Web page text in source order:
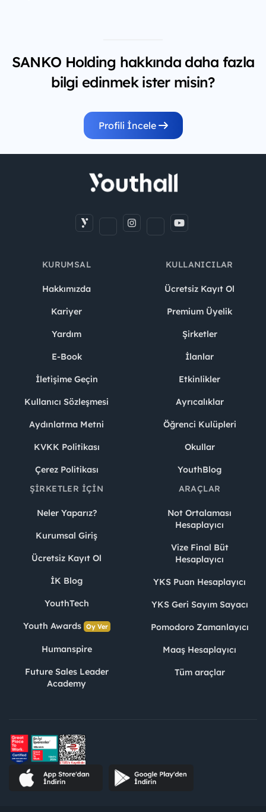
SANKO Holding hakkında daha fazla
bilgi edinmek ister misin?
Profili İncele
KURUMSAL
Hakkımızda
Kariyer
Yardım
E-Book
İletişime Geçin
Kullanıcı Sözleşmesi
Aydınlatma Metni
KVKK Politikası
Çerez Politikası
KULLANICILAR
Ücretsiz Kayıt Ol
Premium Üyelik
Şirketler
İlanlar
Etkinlikler
Ayrıcalıklar
Öğrenci Kulüpleri
Okullar
YouthBlog
ŞIRKETLER İÇIN
Neler Yaparız?
Kurumsal Giriş
Ücretsiz Kayıt Ol
İK Blog
YouthTech
Youth Awards Oy Ver
Humanspire
Future Sales Leader
Academy
ARAÇLAR
Not Ortalaması
Hesaplayıcı
Vize Final Büt
Hesaplayıcı
YKS Puan Hesaplayıcı
YKS Geri Sayım Sayacı
Pomodoro Zamanlayıcı
Maaş Hesaplayıcı
Tüm araçlar